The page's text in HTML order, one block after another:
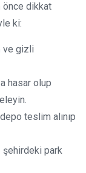
önce dikkat
ki:
ve gizli
hasar olup
teslim alınıp
şehirdeki park